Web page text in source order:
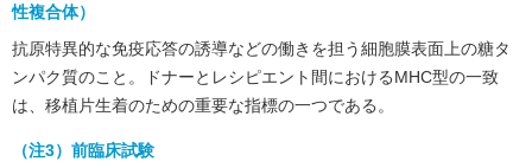
性複合体）
抗原特異的な免疫応答の誘導などの働きを担う細胞膜表面上の糖タ
ンパク質のこと。ドナーとレシピエント間におけるMHC型の一致
は、移植片生着のための重要な指標の一つである。
（注3）前臨床試験